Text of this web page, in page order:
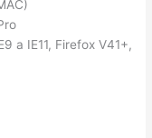
a IE11, Firefox V41+,